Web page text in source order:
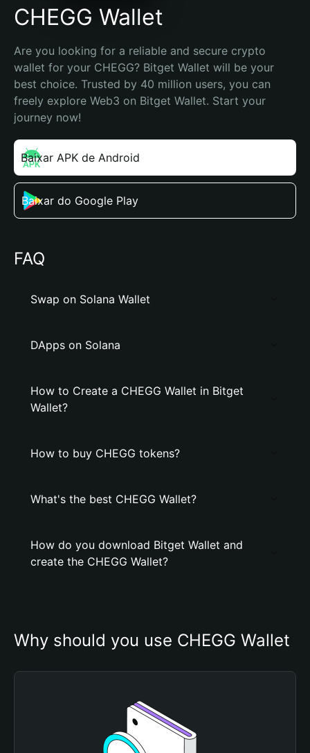
CHEGG Wallet
Are you looking for a reliable and secure crypto
wallet for your CHEGG? Bitget Wallet will be your
best choice. Trusted by 40 million users, you can
freely explore Web3 on Bitget Wallet. Start your
journey now!
Baixar APK de Android
Baixar do Google Play
FAQ
Swap on Solana Wallet
DApps on Solana
How to Create a CHEGG Wallet in Bitget
Wallet?
How to buy CHEGG tokens?
What's the best CHEGG Wallet?
How do you download Bitget Wallet and
create the CHEGG Wallet?
Why should you use CHEGG Wallet